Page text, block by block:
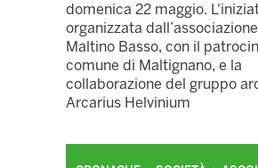
domenica 22 maggio.
organizzata
Maltino Basso, con il
comune di Maltignano, e la
collaborazione del gruppo
Arcarius Helvinium